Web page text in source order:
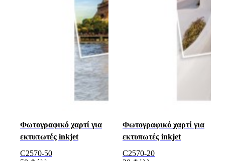
Φωτογραφικό χαρτί για
εκτυπωτές inkjet
C2570-50
Φωτογραφικό χαρτί για
εκτυπωτές inkjet
C2570-20